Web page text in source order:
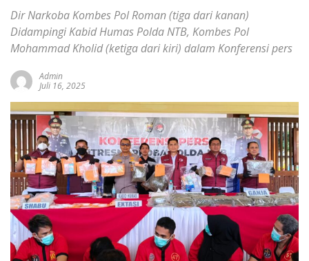
Dir Narkoba Kombes Pol Roman (tiga dari kanan)
Didampingi Kabid Humas Polda NTB, Kombes Pol
Mohammad Kholid (ketiga dari kiri) dalam Konferensi pers
Admin
Juli 16, 2025